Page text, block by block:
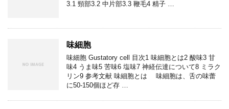
3.1 頸部3.2 中片部3.3 鞭毛4 精子 …
味細胞
味細胞 Gustatory cell 目次1 味細胞とは2 酸味3 甘
味4 うま味5 苦味6 塩味7 神経伝達について8 ミラク
リン9 参考文献 味細胞とは 味細胞は、舌の味蕾
に50-150個ほど存 …